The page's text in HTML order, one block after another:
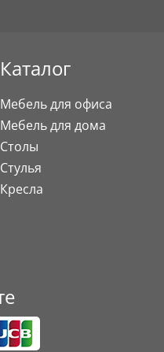
Каталог
Мебель для офиса
Мебель для дома
Столы
Стулья
Кресла